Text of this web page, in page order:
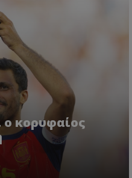
ο κορυφαίος